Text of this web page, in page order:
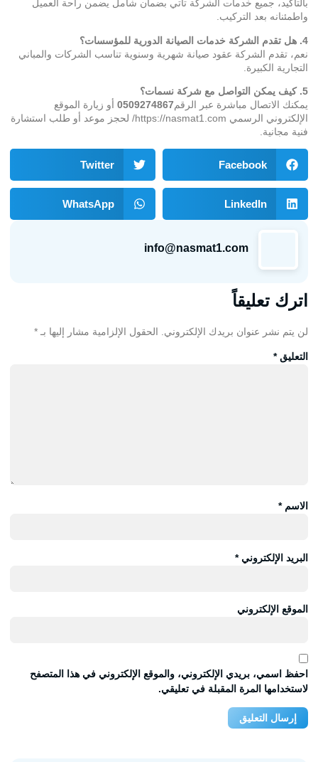
بالتأكيد، جميع خدمات الشركة تأتي بضمان شامل يضمن راحة العميل
واطمئنانه بعد التركيب.
4. هل تقدم الشركة خدمات الصيانة الدورية للمؤسسات؟
نعم، تقدم الشركة عقود صيانة شهرية وسنوية تناسب الشركات والمباني
التجارية الكبيرة.
5. كيف يمكن التواصل مع شركة نسمات؟
يمكنك الاتصال مباشرة عبر الرقم0509274867 أو زيارة الموقع
الإلكتروني الرسمي https://nasmat1.com/
لحجز موعد أو طلب استشارة
فنية مجانية.
Facebook
Twitter
LinkedIn
WhatsApp
info@nasmat1.com
اترك تعليقاً
لن يتم نشر عنوان بريدك الإلكتروني. الحقول الإلزامية مشار إليها بـ *
التعليق*
الاسم*
البريد الإلكتروني*
الموقع الإلكتروني
احفظ اسمي، بريدي الإلكتروني، والموقع الإلكتروني في هذا المتصفح
لاستخدامها المرة المقبلة في تعليقي.